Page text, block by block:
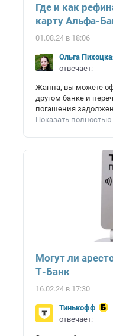
Где и как
карту Альфа-
01.08.24 в 18:06
Ольга
отвечает:
Жанна, вы можете
другом банке и
погашения
Показать полностью
Могут ли
Т-Банк
16.02.24 в 17:30
Тинькофф
отвечает: